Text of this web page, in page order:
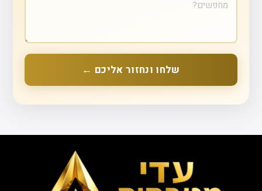
שלחו ונחזור אליכם ←